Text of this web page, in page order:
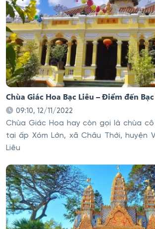
Chùa Giác Hoa Bạc Liêu – Điểm đến
09:10, 12/11/2022
Chùa Giác Hoa hay còn gọi là chùa
tại ấp Xóm Lớn, xã Châu Thới, huyện
Liêu